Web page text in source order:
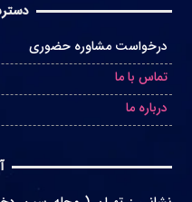
درخواست مشاوره حضوری
تماس با ما
درباره ما